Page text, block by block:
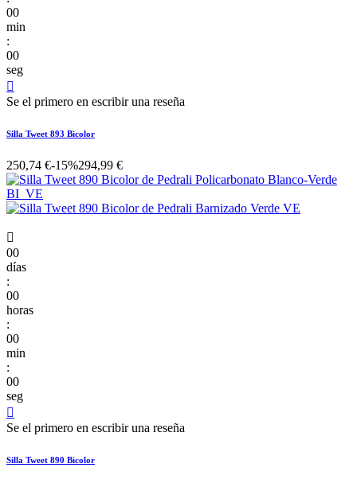
00
min
:
00
seg

Se el primero en escribir una reseña
Silla Tweet 893 Bicolor
250,74 €-15%294,99 €

00
días
:
00
horas
:
00
min
:
00
seg

Se el primero en escribir una reseña
Silla Tweet 890 Bicolor